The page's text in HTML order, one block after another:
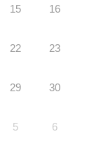
15 16
22 23
29 30
5 6